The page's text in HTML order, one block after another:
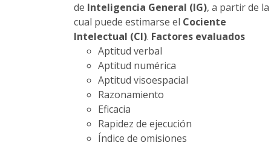
de Inteligencia General (IG), a partir de la
cual puede estimarse el Cociente
Intelectual (CI). Factores evaluados
Aptitud verbal
Aptitud numérica
Aptitud visoespacial
Razonamiento
Eficacia
Rapidez de ejecución
Índice de omisiones